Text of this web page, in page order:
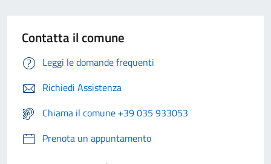
Contatta il comune
Leggi le domande frequenti
Richiedi Assistenza
Chiama il comune +39 035 933053
Prenota un appuntamento